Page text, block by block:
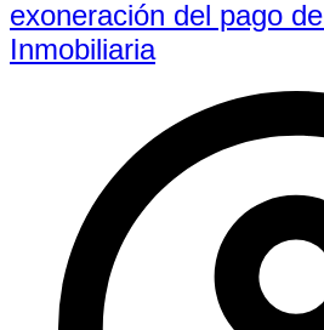
exoneración del pago
Inmobiliaria